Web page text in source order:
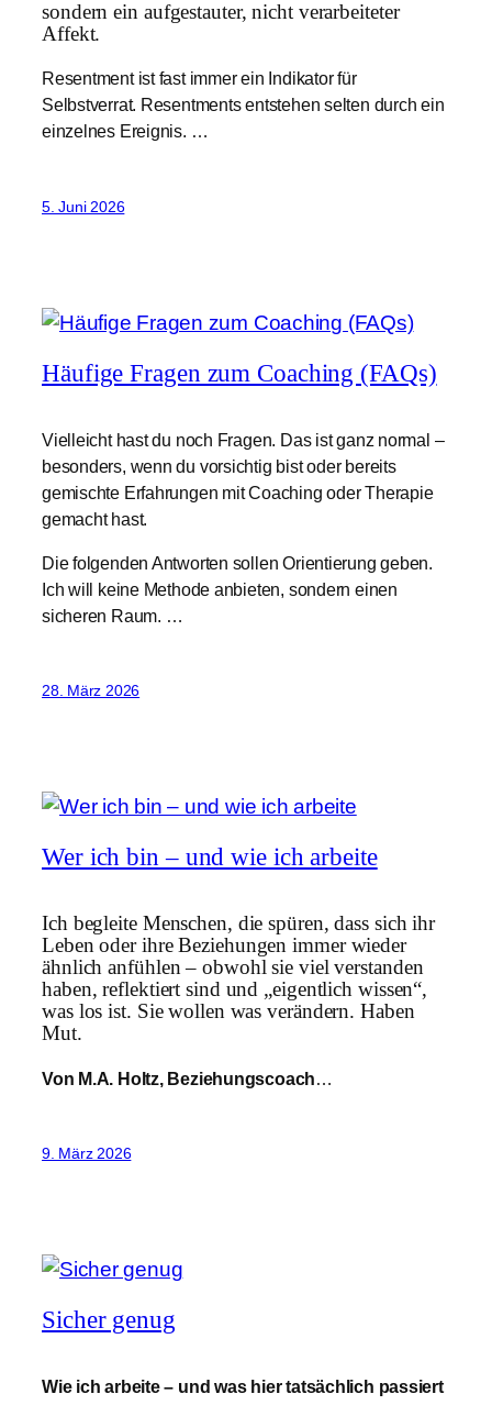
sondern ein aufgestauter, nicht verarbeiteter
Affekt.
Resentment ist fast immer ein Indikator für
Selbstverrat. Resentments entstehen selten durch ein
einzelnes Ereignis. …
5. Juni 2026
Häufige Fragen zum Coaching (FAQs)
Vielleicht hast du noch Fragen. Das ist ganz normal –
besonders, wenn du vorsichtig bist oder bereits
gemischte Erfahrungen mit Coaching oder Therapie
gemacht hast.
Die folgenden Antworten sollen Orientierung geben.
Ich will keine Methode anbieten, sondern einen
sicheren Raum. …
28. März 2026
Wer ich bin – und wie ich arbeite
Ich begleite Menschen, die spüren, dass sich ihr
Leben oder ihre Beziehungen immer wieder
ähnlich anfühlen – obwohl sie viel verstanden
haben, reflektiert sind und „eigentlich wissen“,
was los ist. Sie wollen was verändern. Haben
Mut.
Von M.A. Holtz, Beziehungscoach…
9. März 2026
Sicher genug
Wie ich arbeite – und was hier tatsächlich passiert